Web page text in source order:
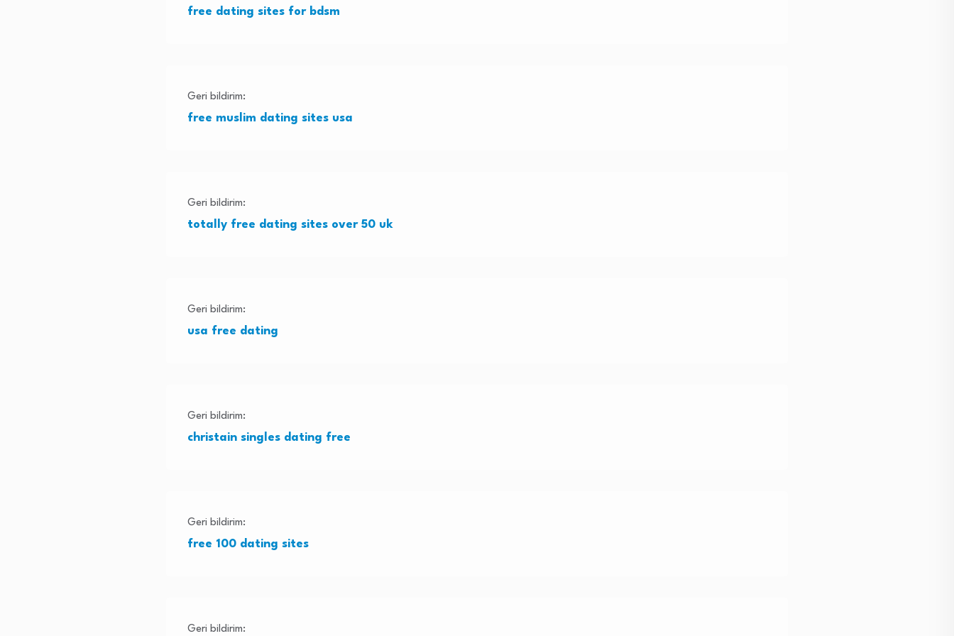
free dating sites for bdsm
Geri bildirim:
free muslim dating sites usa
Geri bildirim:
totally free dating sites over 50 uk
Geri bildirim:
usa free dating
Geri bildirim:
christain singles dating free
Geri bildirim:
free 100 dating sites
Geri bildirim: